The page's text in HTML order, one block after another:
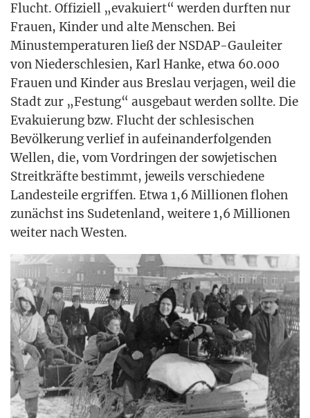
Flucht. Offi­zi­ell „eva­ku­iert“ wer­den durf­ten nur
Frau­en, Kin­der und alte Men­schen. Bei
Minus­tem­pe­ra­tu­ren ließ der NSDAP-Gau­lei­ter
von Nie­der­schle­si­en, Karl Han­ke, etwa 60.000
Frau­en und Kin­der aus Bres­lau ver­ja­gen, weil die
Stadt zur „Fes­tung“ aus­ge­baut wer­den soll­te. Die
Eva­ku­ie­rung bzw. Flucht der schle­si­schen
Bevöl­ke­rung ver­lief in auf­ein­an­der­fol­gen­den
Wel­len, die, vom Vor­drin­gen der sowje­ti­schen
Streit­kräf­te bestimmt, jeweils ver­schie­de­ne
Lan­des­tei­le ergrif­fen. Etwa 1,6 Mil­lio­nen flo­hen
zunächst ins Sude­ten­land, wei­te­re 1,6 Mil­lio­nen
wei­ter nach Westen.